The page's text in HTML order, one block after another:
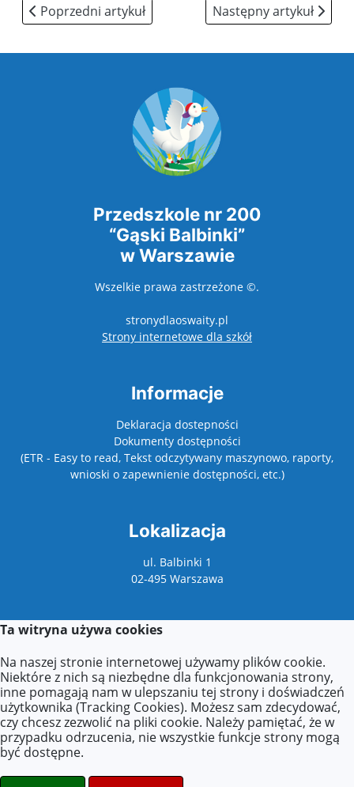
Poprzedni artykuł: Dokumenty
Poprzedni artykuł Następny artykuł:
Następny artykuł
Przedszkole nr 200
“Gąski Balbinki”
w Warszawie
Wszelkie prawa zastrzeżone ©.
stronydlaoswaity.pl
Strony internetowe dla szkółotwiera się w
Informacje
Deklaracja dostepności
Dokumenty dostępności
(ETR - Easy to read, Tekst odczytywany maszynowo, raporty,
wnioski o zapewnienie dostępności, etc.)
Lokalizacja
ul. Balbinki 1
02-495 Warszawa
Kontakt
Kontakt z sekretariatem:
poniedziałek: 9:00–17:00
wtorek–piątek: 8:00–16:00
Agnieszka Zdzieborska
Tel.: +48 (22) 277-21-18
E-mail:p200@eduwarszawa.pl
Ta witryna używa cookies
Na naszej stronie internetowej używamy plików cookie.
Niektóre z nich są niezbędne dla funkcjonowania strony,
inne pomagają nam w ulepszaniu tej strony i doświadczeń
użytkownika (Tracking Cookies). Możesz sam zdecydować,
czy chcesz zezwolić na pliki cookie. Należy pamiętać, że w
przypadku odrzucenia, nie wszystkie funkcje strony mogą
być dostępne.